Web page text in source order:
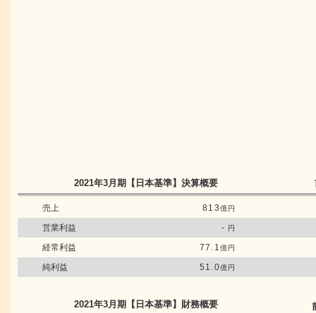
2021年3月期 【日本基準】 決算概要
売上 813億円
営業利益 - 円
経常利益 77.1億円
純利益 51.0億円
2021年3月期 【日本基準】 財務概要